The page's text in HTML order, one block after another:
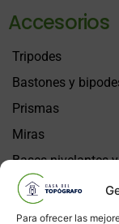
Para ofrecer las
Accesorios
Tripodes
Bastones y
Prismas
Miras
Bases nivelantes
Libretas
Plomadas